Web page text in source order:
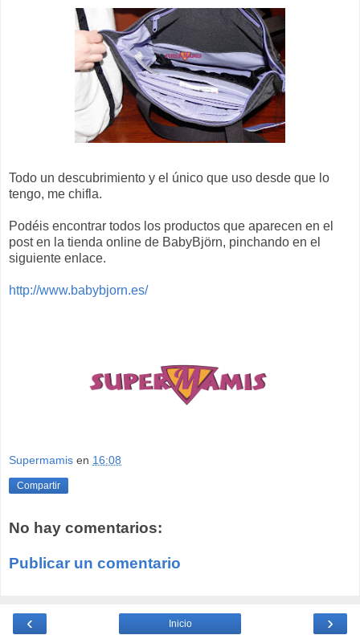
Todo un descubrimiento y el único que uso desde que lo
tengo, me chifla.
Podéis encontrar todos los productos que aparecen en el
post en la tienda online de BabyBjörn, pinchando en el
siguiente enlace.
http://www.babybjorn.es/
Supermamis en 16:08
Compartir
No hay comentarios:
Publicar un comentario
‹ ›
Inicio